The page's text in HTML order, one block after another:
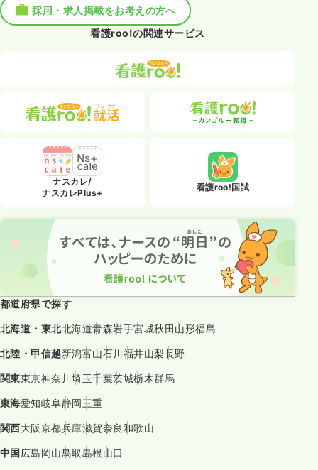
採用・求人掲載をお考えの方へ
看護roo!の関連サービス
ナスカレ/
ナスカレPlus+
看護roo!国試
都道府県で探す
北海道・東北北海道青森岩手宮城秋田山形福島
北陸・甲信越新潟富山石川福井山梨長野
関東東京神奈川埼玉千葉茨城栃木群馬
東海愛知岐阜静岡三重
関西大阪京都兵庫滋賀奈良和歌山
中国広島岡山鳥取島根山口